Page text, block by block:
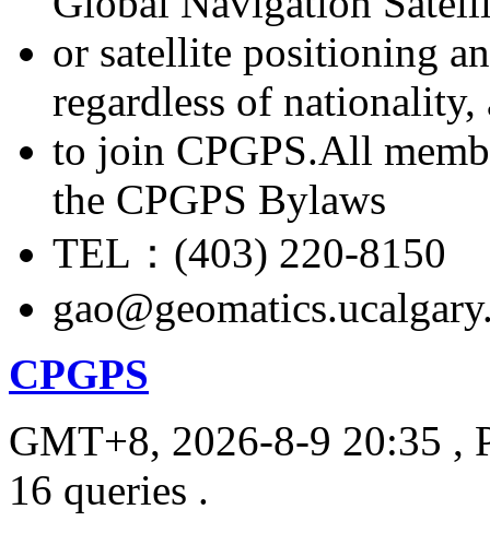
or satellite positioning
regardless of nationality,
to join CPGPS.All
the CPGPS Bylaws
TEL：(403) 220-8150
CPGPS
GMT+8, 2026-8-9 20:35 ,
16 queries .